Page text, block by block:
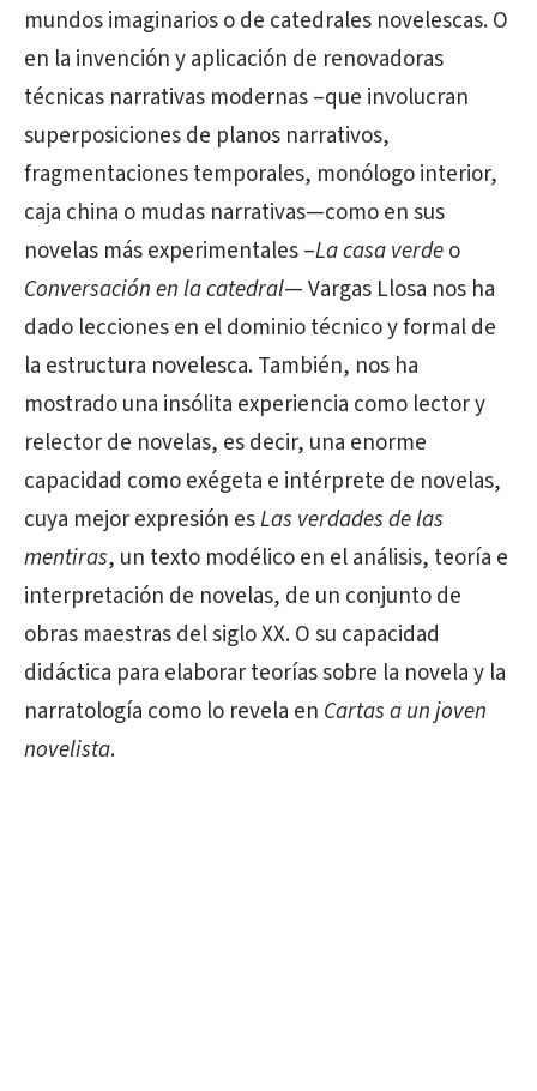
mundos imaginarios o de catedrales novelescas. O
en la invención y aplicación de renovadoras
técnicas narrativas modernas –que involucran
superposiciones de planos narrativos,
fragmentaciones temporales, monólogo interior,
caja china o mudas narrativas—como en sus
novelas más experimentales –La casa verdeo
Conversación en la catedral— Vargas Llosa nos ha
dado lecciones en el dominio técnico y formal de
la estructura novelesca. También, nos ha
mostrado una insólita experiencia como lector y
relector de novelas, es decir, una enorme
capacidad como exégeta e intérprete de novelas,
cuya mejor expresión esLas verdades de las
mentiras, un texto modélico en el análisis, teoría e
interpretación de novelas, de un conjunto de
obras maestras del siglo XX. O su capacidad
didáctica para elaborar teorías sobre la novela y la
narratología como lo revela en Cartas a un joven
novelista.